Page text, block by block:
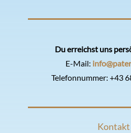
Du erreichst uns
E-Mail:
Telefonnummer: +43
Kontakt